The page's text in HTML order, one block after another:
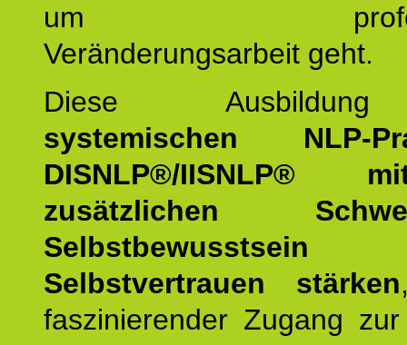
um
Veränderungsarbeit geht.
Diese
systemischen NLP-
DISNLP®/IISNLP®
zusätzlichen
Selbstvertrauen stärken
faszinierender Zugang